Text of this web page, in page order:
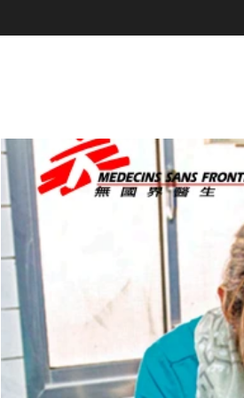
MSF Hong Kong Activity Report 2019